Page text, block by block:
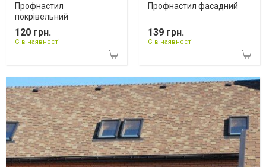
Профнастил
покрівельний
120 грн.
Є в наявності
Профнастил фасадний
139 грн.
Є в наявності